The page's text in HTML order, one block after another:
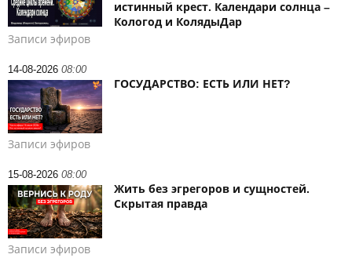
истинный крест. Календари солнца –
Кологод и КолядыДар
Записи эфиров
14-08-2026 08:00
ГОСУДАРСТВО: ЕСТЬ ИЛИ НЕТ?
Записи эфиров
15-08-2026 08:00
Жить без эгрегоров и сущностей.
Скрытая правда
Записи эфиров